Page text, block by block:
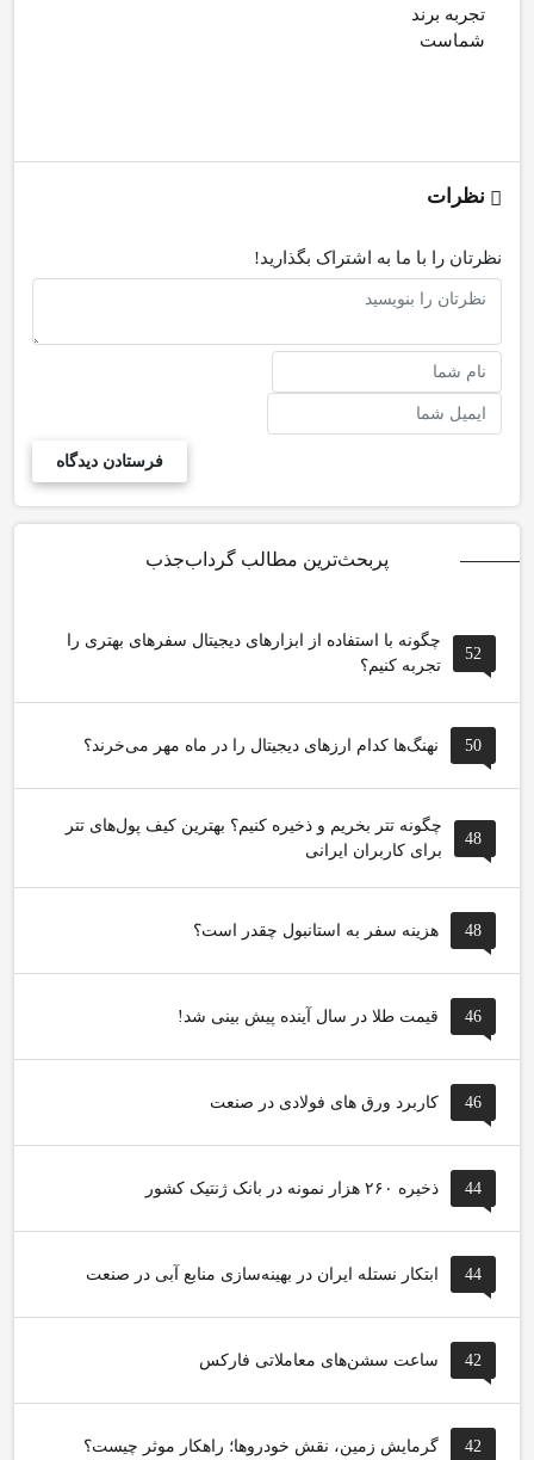
تجربه برند
شماست
نظرات
نظرتان را با ما به اشتراک بگذارید!
پربحث‌ترین مطالب گرداب‌جذب
52
چگونه با استفاده از ابزارهای دیجیتال سفرهای بهتری را
تجربه کنیم؟
50 نهنگ‌ها کدام ارزهای دیجیتال را در ماه مهر می‌خرند؟
48
چگونه تتر بخریم و ذخیره کنیم؟ بهترین کیف پول‌های تتر
برای کاربران ایرانی
48 هزینه سفر به استانبول چقدر است؟
46 قیمت طلا در سال آینده پیش بینی شد!
46 کاربرد ورق های فولادی در صنعت
44 ذخیره ۲۶۰ هزار نمونه در بانک ژنتیک کشور
44 ابتکار نستله ایران در بهینه‌سازی منابع آبی در صنعت
42 ساعت سشن‌های معاملاتی فارکس
42 گرمایش زمین، نقش خودروها؛ راهکار موثر چیست؟